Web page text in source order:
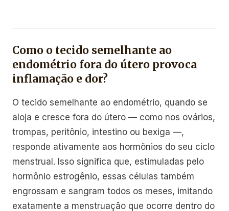
Como o tecido semelhante ao
endométrio fora do útero provoca
inflamação e dor?
O tecido semelhante ao endométrio, quando se
aloja e cresce fora do útero — como nos ovários,
trompas, peritônio, intestino ou bexiga —,
responde ativamente aos hormônios do seu ciclo
menstrual. Isso significa que, estimuladas pelo
hormônio estrogênio, essas células também
engrossam e sangram todos os meses, imitando
exatamente a menstruação que ocorre dentro do